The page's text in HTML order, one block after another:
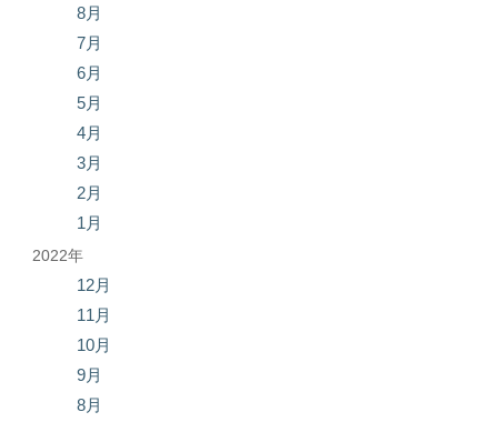
8月
7月
6月
5月
4月
3月
2月
1月
2022年
12月
11月
10月
9月
8月